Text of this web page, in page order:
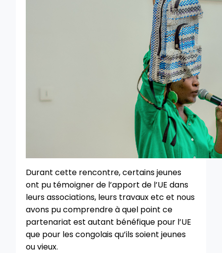
Durant cette rencontre, certains jeunes
ont pu témoigner de l’apport de l’UE dans
leurs associations, leurs travaux etc et nous
avons pu comprendre à quel point ce
partenariat est autant bénéfique pour l’UE
que pour les congolais qu’ils soient jeunes
ou vieux.